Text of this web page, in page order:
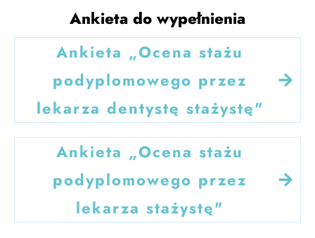
Ankieta do wypełnienia
Ankieta „Ocena stażu
podyplomowego przez
lekarza dentystę stażystę"
Ankieta „Ocena stażu
podyplomowego przez
lekarza stażystę"